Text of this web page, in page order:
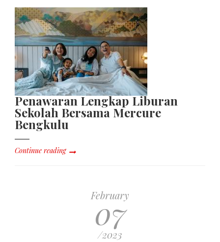
Penawaran Lengkap Liburan
Sekolah Bersama Mercure
Bengkulu
Continue reading
February
07
/2023